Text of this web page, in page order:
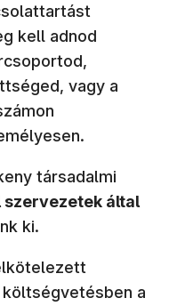
kell adnod
vagy a
társadalmi
szervezetek által
ki.
a